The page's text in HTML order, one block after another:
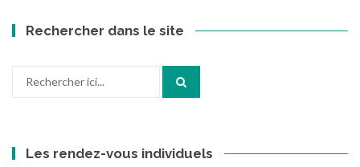
Rechercher dans le site
Les rendez-vous individuels